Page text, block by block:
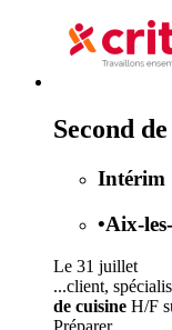
Second
Intérim
•Aix-
Le 31 juillet
...client,
de cuisine H/F